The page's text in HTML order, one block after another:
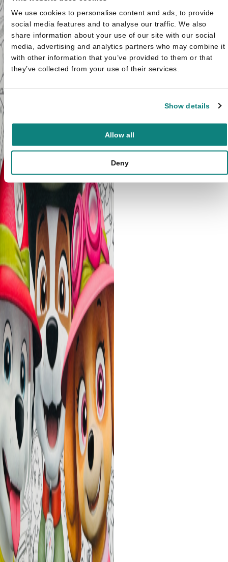
We use cookies to personalise content and ads, to provide
social media features and to analyse our traffic. We also
share information about your use of our site with our social
media, advertising and analytics partners who may combine it
with other information that you’ve provided to them or that
they’ve collected from your use of their services.
Show details
Allow all
Deny
Kerstmis - Plakken en kleuren
€ 3,99 Oorspronkelijke prijs
was: €3,99.
€2,99Huidige prijs is:
€2,99.